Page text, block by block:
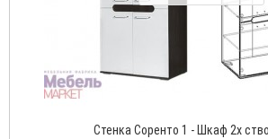
Стенка Соренто 1 - Шкаф 2х